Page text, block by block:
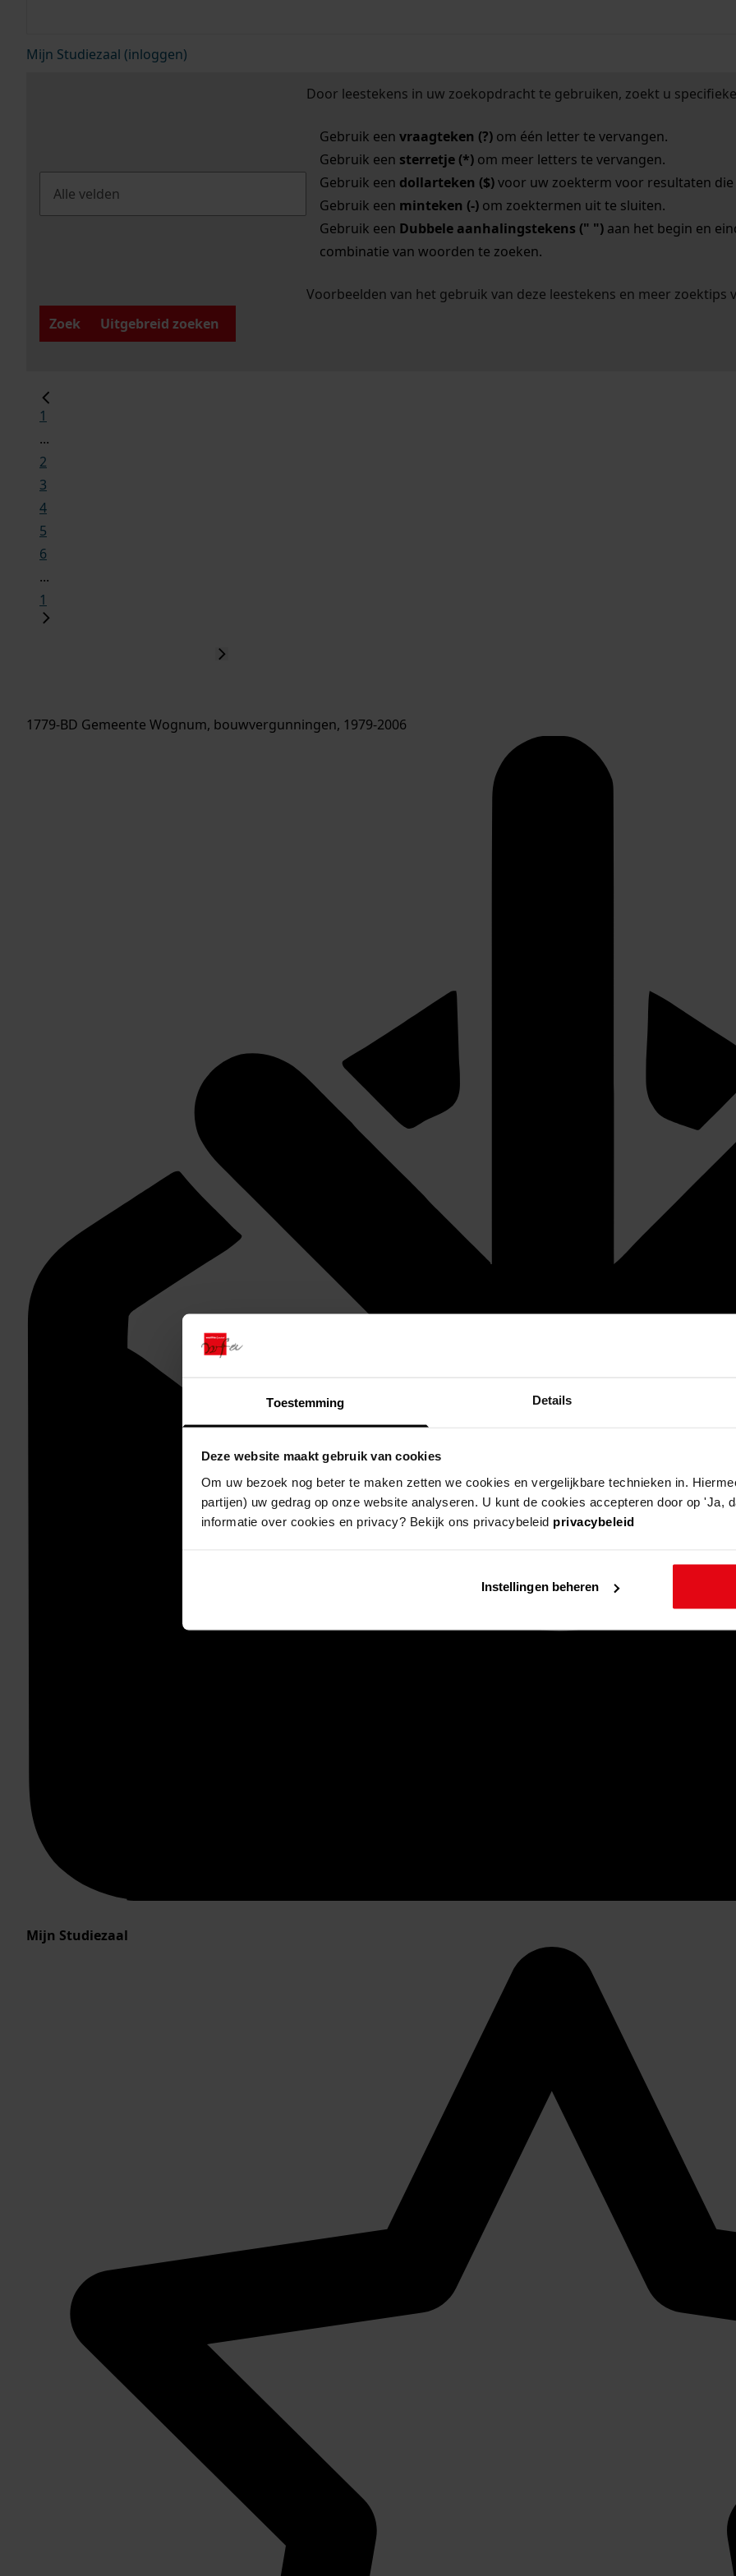
Toestemming Details
Deze website maakt gebruik van cookies
Om uw bezoek nog beter te maken zetten we cookies en vergelijkbare technieken in.
partijen) uw gedrag op onze website analyseren. U kunt de cookies accepteren door op 'Ja,
informatie over cookies en privacy? Bekijk ons privacybeleid privacybeleid
Instellingen beheren
Mijn Studiezaal (inloggen)
Door leestekens in uw zoekopdracht te gebruiken, zoekt u
Gebruik een vraagteken (?)om één letter te vervangen.
Gebruik een sterretje (*)om meer letters te vervangen.
Gebruik een dollarteken ($)voor uw zoekterm voor resultaten die
Gebruik een minteken (-)om zoektermen uit te sluiten.
Gebruik een Dubbele aanhalingstekens (" ")aan het begin en
combinatie van woorden te zoeken.
Voorbeelden van het gebruik van deze leestekens en meer zoektips
Zoek
Uitgebreid zoeken
1
...
2
3
4
5
6
...
1
1779-BD Gemeente Wognum, bouwvergunningen, 1979-2006
Mijn Studiezaal